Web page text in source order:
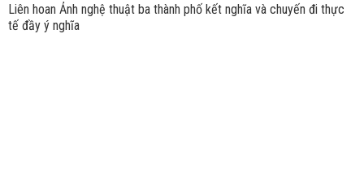
Liên hoan Ảnh nghệ thuật ba thành phố kết nghĩa và chuyến đi thực
tế đầy ý nghĩa